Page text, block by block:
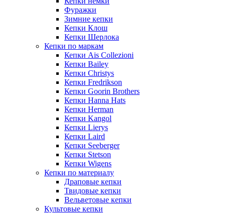
Фуражки
Зимние кепки
Кепки Клош
Кепки Шерлока
Кепки по маркам
Кепки Ais Collezioni
Кепки Bailey
Кепки Christys
Кепки Fredrikson
Кепки Goorin Brothers
Кепки Hanna Hats
Кепки Herman
Кепки Kangol
Кепки Lierys
Кепки Laird
Кепки Seeberger
Кепки Stetson
Кепки Wigens
Кепки по материалу
Драповые кепки
Твидовые кепки
Вельветовые кепки
Культовые кепки